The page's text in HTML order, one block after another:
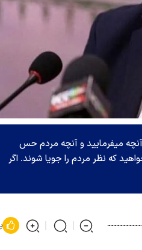
میفرمایید و آنچه مردم حس
که نظر مردم را جویا شوند. اگر